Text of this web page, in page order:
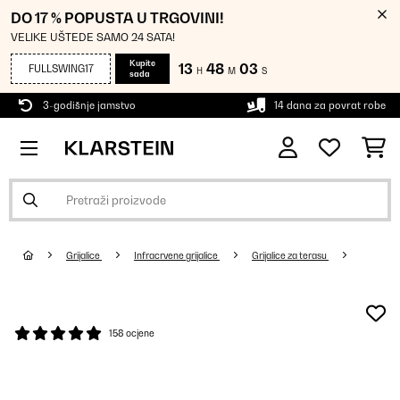
DO 17 % POPUSTA U TRGOVINI!
VELIKE UŠTEDE SAMO 24 SATA!
FULLSWING17
Kupite
sada
13 H 48 M 00 S
3-godišnje jamstvo 14 dana za povrat robe
Grijalice Infracrvene grijalice Grijalice za terasu
158 ocjene